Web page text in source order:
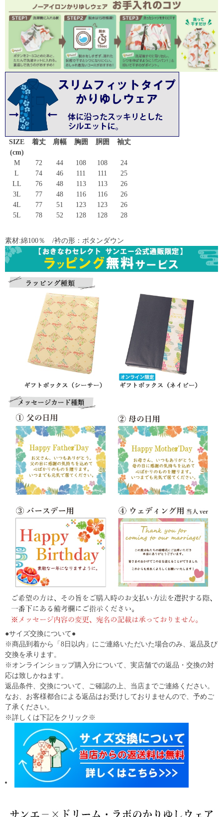
SIZE
(cm)
着丈 肩幅 胸囲 胴囲 袖丈
M 72 44 108 108
24
L
74 46 111 111
25
LL
76 48 113 113
26
3L
77 48 116 116
26
4L
77 51 123 123
26
5L
78 52 128 128 28
素材:綿100％ /衿の形：ボタンダウン
●サイズ交換について●
※商品到着から「8日以内」にご連絡いただいた場合のみ、返品及び
交換を承ります。
※オンラインショップ購入分について、実店舗での返品・交換の対
応は致しかねます。
返品条件、交換について、ご確認の上、当店までご連絡ください。
なお、お客様都合による返品はお受けしておりませんので、予めご
了承ください。
※詳しくは下記をクリック※